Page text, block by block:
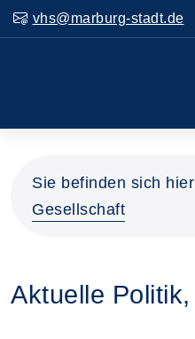
vhs@marburg-stadt.de
Sie befinden sich
Gesellschaft
Aktuelle